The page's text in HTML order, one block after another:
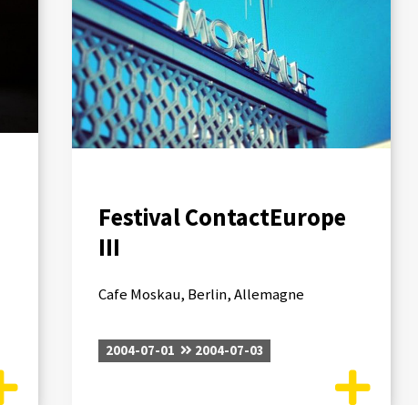
Festival ContactEurope
III
Cafe Moskau, Berlin, Allemagne
2004-07-01 2004-07-03